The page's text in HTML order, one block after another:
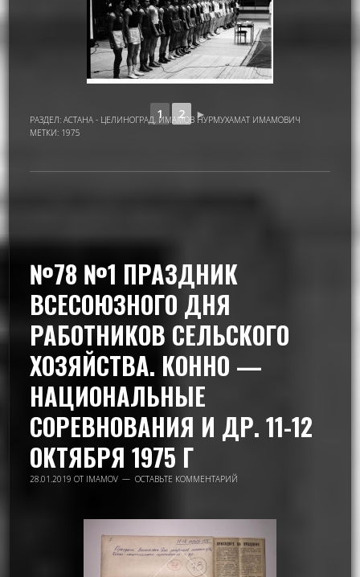
1 2 ►
РАЗДЕЛ:АСТАНА - ЦЕЛИНОГРАД, ИМАМОВ НУРМУХАМАТ ИМАМОВИЧ
МЕТКИ: 1975
№78 №1 ПРАЗДНИК
ВСЕСОЮЗНОГО ДНЯ
РАБОТНИКОВ СЕЛЬСКОГО
ХОЗЯЙСТВА. КОННО —
НАЦИОНАЛЬНЫЕ
СОРЕВНОВАНИЯ И ДР. 11-12
ОКТЯБРЯ 1975 Г
28.01.2019 ОТ IMAMOV ОСТАВЬТЕ КОММЕНТАРИЙ